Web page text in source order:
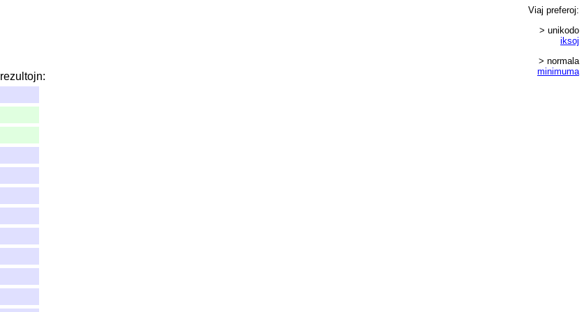
rezultojn:
Viaj preferoj:
> unikodo
iksoj
> normala
minimuma